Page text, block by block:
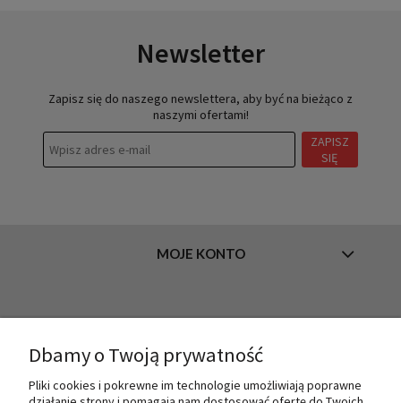
Newsletter
Zapisz się do naszego newslettera, aby być na bieżąco z
naszymi ofertami!
ZAPISZ
SIĘ
MOJE KONTO
O NAS
Dbamy o Twoją prywatność
Pliki cookies i pokrewne im technologie umożliwiają poprawne